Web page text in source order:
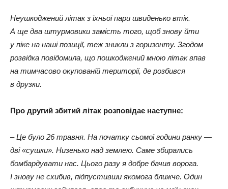
Неушкоджений літак з їхньої пари швиденько втік.
А ще два штурмовики замість того, щоб знову йти
у піке на наші позиції, теж зникли з горизонту. Згодом
розвідка повідомила, що пошкоджений мною літак впав
на тимчасово окупованій території, де розбився
в друзки.
Про другий збитий літак розповідає наступне:
– Це було 26 травня. На початку сьомої години ранку —
дві «сушки». Низенько над землею. Саме збирались
бомбардувати нас. Цього разу я добре бачив ворога.
І знову не схибив, підпустивши якомога ближче. Один